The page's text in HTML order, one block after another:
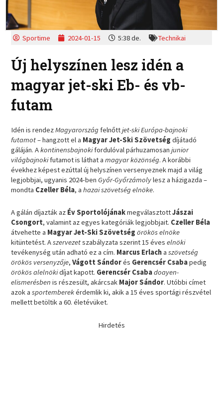
Sportime 2024-01-15 5:38 de. Technikai
Új helyszínen lesz idén a
magyar jet-ski Eb- és vb-
futam
Idén is rendezMagyarországfelnőttjet-ski Európa-bajnoki
futamot– hangzott el a Magyar Jet-Ski Szövetségdíjátadó
gáláján. Akontinensbajnokifordulóval párhuzamosanjunior
világbajnokifutamot is láthat amagyar közönség. A korábbi
évekhez képest ezúttal új helyszínen versenyeznek majd a világ
legjobbjai, ugyanis 2024-benGyőr-Győrzámolylesz a házigazda –
mondta Czeller Béla, ahazai szövetség elnöke.
A gálán díjazták az Év SportolójánakmegválasztottJászai
Csongort, valamint az egyes kategóriák legjobbjait. Czeller Béla
átvehette a Magyar Jet-Ski Szövetségörökös elnöke
kitüntetést. Aszervezetszabályzata szerint 15 éveselnöki
tevékenység után adható ez a cím. Marcus Erlachaszövetség
örökös versenyzője,Vágott Sándorés Gerencsér Csabapedig
örökös alelnökidíjat kapott. Gerencsér Csabadoayen-
elismerésbenis részesült, akárcsak Major Sándor. Utóbbi címet
azok asportemberekérdemlik ki, akik a 15 éves sportági részvétel
mellett betöltik a 60. életévüket.
Hirdetés